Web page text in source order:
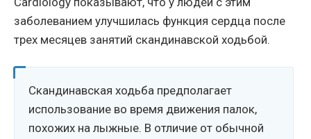
заболеванием улучшилась функция сердца после
трех месяцев занятий скандинавской ходьбой.
Скандинавская ходьба предполагает
использование во время движения палок,
похожих на лыжные. В отличие от обычной